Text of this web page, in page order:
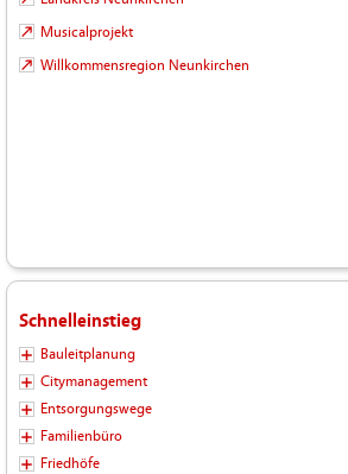
Musicalprojekt
Willkommensregion Neunkirchen
Schnelleinstieg
Bauleitplanung
Citymanagement
Entsorgungswege
Familienbüro
Friedhöfe